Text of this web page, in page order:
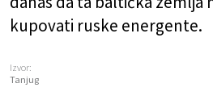
kupovati ruske energente.
Izvor:
Tanjug